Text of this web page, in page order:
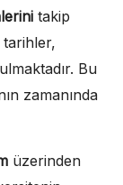
takip
tarihler,
Bu
zamanında
üzerinden